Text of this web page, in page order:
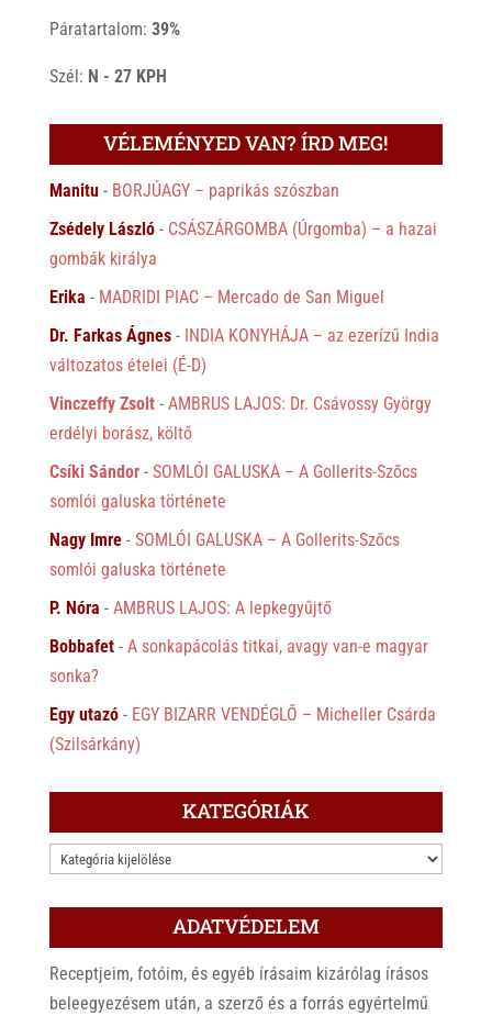
Páratartalom: 39%
Szél: N - 27 KPH
VÉLEMÉNYED VAN? ÍRD MEG!
Manitu- BORJÚAGY – paprikás szószban
Zsédely László- CSÁSZÁRGOMBA (Úrgomba) – a hazai
gombák királya
Erika - MADRIDI PIAC – Mercado de San Miguel
Dr. Farkas Ágnes- INDIA KONYHÁJA – az ezerízű India
változatos ételei (É-D)
Vinczeffy Zsolt- AMBRUS LAJOS: Dr. Csávossy György
erdélyi borász, költő
Csíki Sándor- SOMLÓI GALUSKA – A Gollerits-Szőcs
somlói galuska története
Nagy Imre- SOMLÓI GALUSKA – A Gollerits-Szőcs
somlói galuska története
P. Nóra - AMBRUS LAJOS: A lepkegyűjtő
Bobbafet- A sonkapácolás titkai, avagy van-e magyar
sonka?
Egy utazó- EGY BIZARR VENDÉGLŐ – Micheller Csárda
(Szilsárkány)
KATEGÓRIÁK
KATEGÓRIÁK
ADATVÉDELEM
Receptjeim, fotóim, és egyéb írásaim kizárólag írásos
beleegyezésem után, a szerző és a forrás egyértelmű